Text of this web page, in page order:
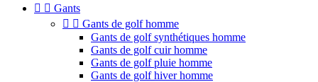
  Gants
  Gants de golf homme
Gants de golf synthétiques homme
Gants de golf cuir homme
Gants de golf pluie homme
Gants de golf hiver homme